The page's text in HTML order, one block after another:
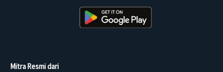
Mitra Resmi dari